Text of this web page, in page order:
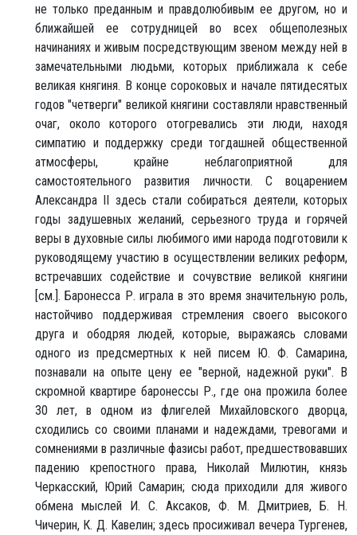
не только преданным и правдолюбивым ее другом, но и
ближайшей ее сотрудницей во всех общеполезных
начинаниях и живым посредствующим звеном между ней в
замечательными людьми, которых приближала к себе
великая княгиня. В конце сороковых и начале пятидесятых
годов "четверги" великой княгини составляли нравственный
очаг, около которого отогревались эти люди, находя
симпатию и поддержку среди тогдашней общественной
атмосферы, крайне неблагоприятной для
самостоятельного развития личности. С воцарением
Александра II здесь стали собираться деятели, которых
годы задушевных желаний, серьезного труда и горячей
веры в духовные силы любимого ими народа подготовили к
руководящему участию в осуществлении великих реформ,
встречавших содействие и сочувствие великой княгини
[см.]. Баронесса Р. играла в это время значительную роль,
настойчиво поддерживая стремления своего высокого
друга и ободряя людей, которые, выражаясь словами
одного из предсмертных к ней писем Ю. Ф. Самарина,
познавали на опыте цену ее "верной, надежной руки". В
скромной квартире баронессы Р., где она прожила более
30 лет, в одном из флигелей Михайловского дворца,
сходились со своими планами и надеждами, тревогами и
сомнениями в различные фазисы работ, предшествовавших
падению крепостного права, Николай Милютин, князь
Черкасский, Юрий Самарин; сюда приходили для живого
обмена мыслей И. С. Аксаков, Ф. M. Дмитриев, Б. Н.
Чичерин, К. Д. Кавелин; здесь просиживал вечера Тургенев,